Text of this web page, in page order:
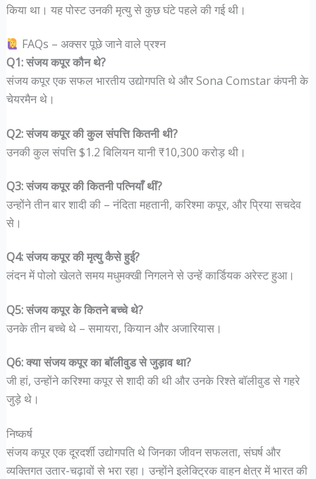
किया था। यह पोस्ट उनकी मृत्यु से कुछ घंटे पहले की गई थी।
FAQs – अक्सर पूछे जाने वाले प्रश्न
Q1: संजय कपूर कौन थे?
संजय कपूर एक सफल भारतीय उद्योगपति थे और Sona Comstar कंपनी के
चेयरमैन थे।
Q2: संजय कपूर की कुल संपत्ति कितनी थी?
उनकी कुल संपत्ति $1.2 बिलियन यानी ₹10,300 करोड़ थी।
Q3: संजय कपूर की कितनी पत्नियाँ थीं?
उन्होंने तीन बार शादी की – नंदिता महतानी, करिश्मा कपूर, और प्रिया सचदेव
से।
Q4: संजय कपूर की मृत्यु कैसे हुई?
लंदन में पोलो खेलते समय मधुमक्खी निगलने से उन्हें कार्डियक अरेस्ट हुआ।
Q5: संजय कपूर के कितने बच्चे थे?
उनके तीन बच्चे थे – समायरा, कियान और अजारियास।
Q6: क्या संजय कपूर का बॉलीवुड से जुड़ाव था?
जी हां, उन्होंने करिश्मा कपूर से शादी की थी और उनके रिश्ते बॉलीवुड से गहरे
जुड़े थे।
निष्कर्ष
संजय कपूर एक दूरदर्शी उद्योगपति थे जिनका जीवन सफलता, संघर्ष और
व्यक्तिगत उतार-चढ़ावों से भरा रहा। उन्होंने इलेक्ट्रिक वाहन क्षेत्र में भारत की